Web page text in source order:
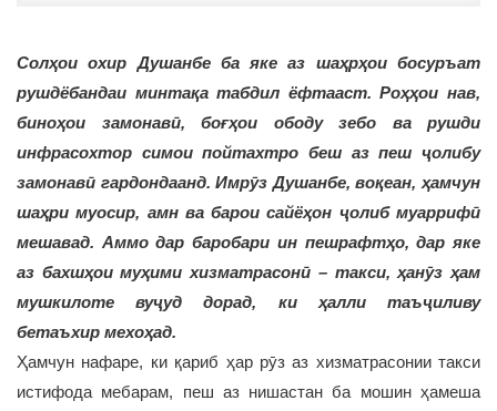
Солҳои охир Душанбе ба яке аз шаҳрҳои босуръат
рушдёбандаи минтақа табдил ёфтааст. Роҳҳои нав,
биноҳои замонавӣ, боғҳои ободу зебо ва рушди
инфрасохтор симои пойтахтро беш аз пеш ҷолибу
замонавӣ гардондаанд. Имрӯз Душанбе, воқеан, ҳамчун
шаҳри муосир, амн ва барои сайёҳон ҷолиб муаррифӣ
мешавад. Аммо дар баробари ин пешрафтҳо, дар яке
аз бахшҳои муҳими хизматрасонӣ – такси, ҳанӯз ҳам
мушкилоте вуҷуд дорад, ки ҳалли таъҷиливу
бетаъхир мехоҳад.
Ҳамчун нафаре, ки қариб ҳар рӯз аз хизматрасонии такси
истифода мебарам, пеш аз нишастан ба мошин ҳамеша